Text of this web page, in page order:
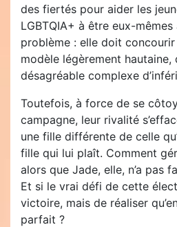
des fiertés pour aider les
LGBTQIA+ à être eux-mêmes
problème : elle doit
modèle légèrement hautaine,
désagréable complexe
Toutefois, à force de se
campagne, leur rivalité
une fille différente de celle
fille qui lui plaît. Comment
alors que Jade, elle, n’a pas
Et si le vrai défi de cette
victoire, mais de réaliser
parfait ?